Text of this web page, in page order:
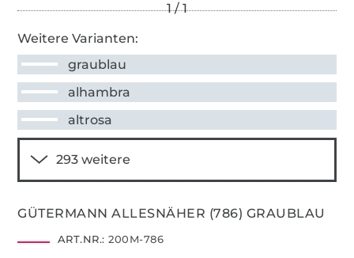
Weitere Varianten:
graublau
alhambra
altrosa
GÜTERMANN ALLESNÄHER (786) GRAUBLAU
ART.NR.: 200M-786